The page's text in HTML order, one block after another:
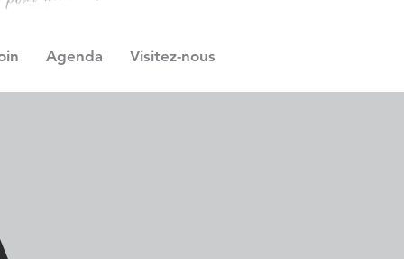
Agenda Visitez-nous